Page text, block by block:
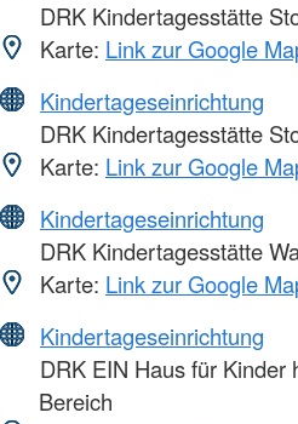
DRK Kindertagesstätte
Karte: Link zur Google
Kindertageseinrichtung
DRK Kindertagesstätte
Karte: Link zur Google
Kindertageseinrichtung
DRK Kindertagesstätte
Karte: Link zur Google
Kindertageseinrichtung
DRK EIN Haus für Kinder
Bereich